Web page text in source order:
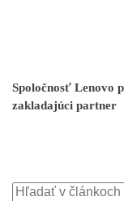
Spoločnosť Lenovo
zakladajúci partner